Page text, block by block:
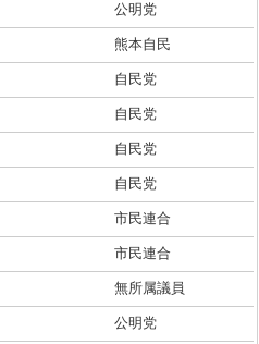
公明党
熊本自民
自民党
自民党
自民党
自民党
市民連合
市民連合
無所属議員
公明党